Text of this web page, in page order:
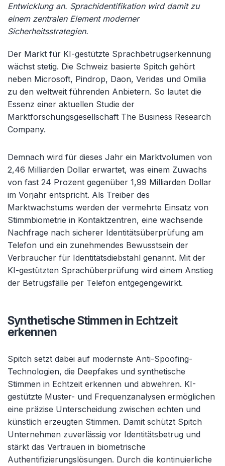
Entwicklung an. Sprachidentifikation wird damit zu
einem zentralen Element moderner
Sicherheitsstrategien.
Der Markt für KI-gestützte Sprachbetrugserkennung
wächst stetig. Die Schweiz basierte Spitch gehört
neben Microsoft, Pindrop, Daon, Veridas und Omilia
zu den weltweit führenden Anbietern. So lautet die
Essenz einer aktuellen Studie der
Marktforschungsgesellschaft The Business Research
Company.
Demnach wird für dieses Jahr ein Marktvolumen von
2,46 Milliarden Dollar erwartet, was einem Zuwachs
von fast 24 Prozent gegenüber 1,99 Milliarden Dollar
im Vorjahr entspricht. Als Treiber des
Marktwachstums werden der vermehrte Einsatz von
Stimmbiometrie in Kontaktzentren, eine wachsende
Nachfrage nach sicherer Identitätsüberprüfung am
Telefon und ein zunehmendes Bewusstsein der
Verbraucher für Identitätsdiebstahl genannt. Mit der
KI-gestützten Sprachüberprüfung wird einem Anstieg
der Betrugsfälle per Telefon entgegengewirkt.
Synthetische Stimmen in Echtzeit
erkennen
Spitch setzt dabei auf modernste Anti-Spoofing-
Technologien, die Deepfakes und synthetische
Stimmen in Echtzeit erkennen und abwehren. KI-
gestützte Muster- und Frequenzanalysen ermöglichen
eine präzise Unterscheidung zwischen echten und
künstlich erzeugten Stimmen. Damit schützt Spitch
Unternehmen zuverlässig vor Identitätsbetrug und
stärkt das Vertrauen in biometrische
Authentifizierungslösungen. Durch die kontinuierliche